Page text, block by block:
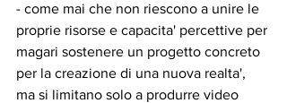
- come mai che non riescono a unire le
proprie risorse e capacita' percettive per
magari sostenere un progetto concreto
per la creazione di una nuova realta',
ma si limitano solo a produrre video